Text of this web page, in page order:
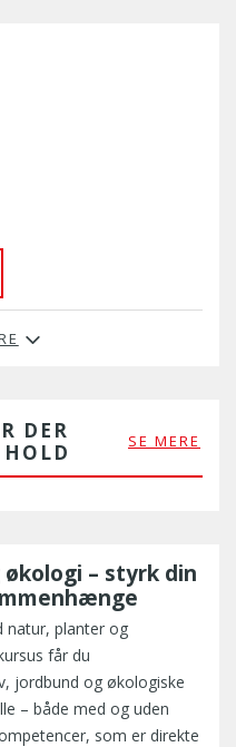
DER
SE MERE
– styrk din
natur, planter og
får du
jordbund og økologiske
– både med og uden
som er direkte